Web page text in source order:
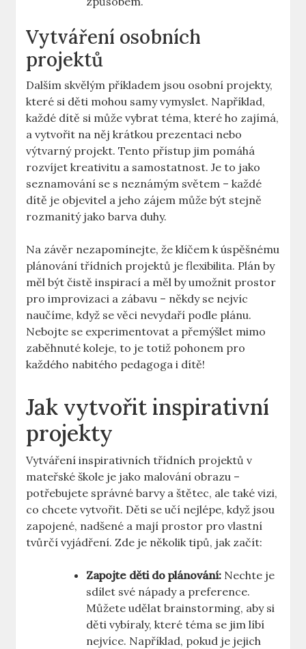
Vytváření osobních
projektů
Dalším skvělým příkladem jsou osobní projekty,
které si děti mohou samy vymyslet. Například,
každé dítě si může vybrat téma, které ho zajímá,
a vytvořit na něj krátkou prezentaci nebo
výtvarný projekt. Tento přístup jim pomáhá
rozvíjet kreativitu a samostatnost. Je to jako
seznamování se s neznámým světem – každé
dítě je objevitel a jeho zájem může být stejně
rozmanitý jako barva duhy.
Na závěr nezapomínejte, že klíčem k úspěšnému
plánování třídních projektů je flexibilita. Plán by
měl být čistě inspirací a měl by umožnit prostor
pro improvizaci a zábavu – někdy se nejvíc
naučíme, když se věci nevydaří podle plánu.
Nebojte se experimentovat a přemýšlet mimo
zaběhnuté koleje, to je totiž pohonem pro
každého nabitého pedagoga i dítě!
Jak vytvořit inspirativní
projekty
Vytváření inspirativních třídních projektů v
mateřské škole je jako malování obrazu –
potřebujete správné barvy a štětec, ale také vizi,
co chcete vytvořit. Děti se učí nejlépe, když jsou
zapojené, nadšené a mají prostor pro vlastní
tvůrčí vyjádření. Zde je několik tipů, jak začít:
Zapojte děti do plánování: Nechte je
sdílet své nápady a preference.
Můžete udělat brainstorming, aby si
děti vybíraly, které téma se jim líbí
nejvíce. Například, pokud je jejich